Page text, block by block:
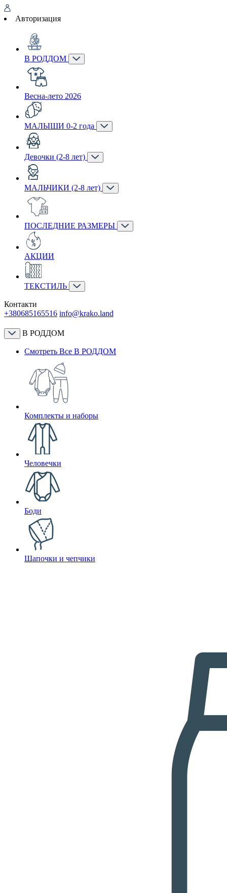
Авторизация
В РОДДОМ
Весна-лето 2026
МАЛЫШИ 0-2 года
Девочки (2-8 лет)
МАЛЬЧИКИ (2-8 лет)
ПОСЛЕДНИЕ РАЗМЕРЫ
АКЦИИ
ТЕКСТИЛЬ
Контакти
+380685165516 info@krako.land
В РОДДОМ
Смотреть Все В РОДДОМ
Комплекты и наборы
Человечки
Боди
Шапочки и чепчики